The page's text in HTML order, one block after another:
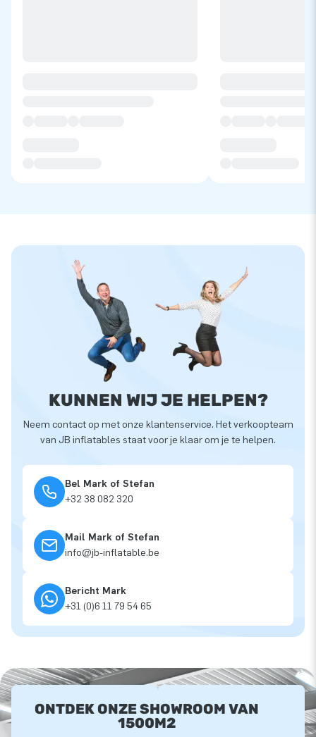
KUNNEN WIJ JE HELPEN?
Neem contact op met onze klantenservice. Het verkoopteam
van JB inflatables staat voor je klaar om je te helpen.
Bel Mark of Stefan
+32 38 082 320
Mail Mark of Stefan
info@jb-inflatable.be
Bericht Mark
+31 (0)6 11 79 54 65
ONTDEK ONZE SHOWROOM VAN
1500M2